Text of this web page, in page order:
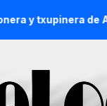
de Aste Nagusia